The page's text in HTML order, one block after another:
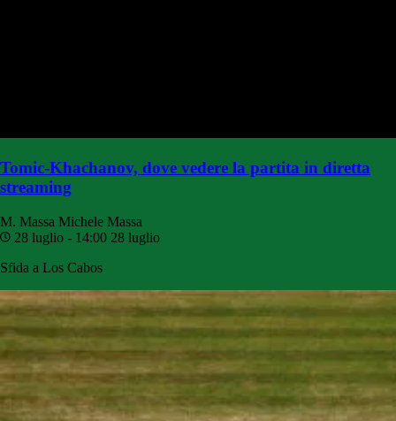
Tomic-Khachanov, dove vedere la partita in diretta
streaming
M. Massa Michele Massa
28 luglio - 14:00 28 luglio
Sfida a Los Cabos